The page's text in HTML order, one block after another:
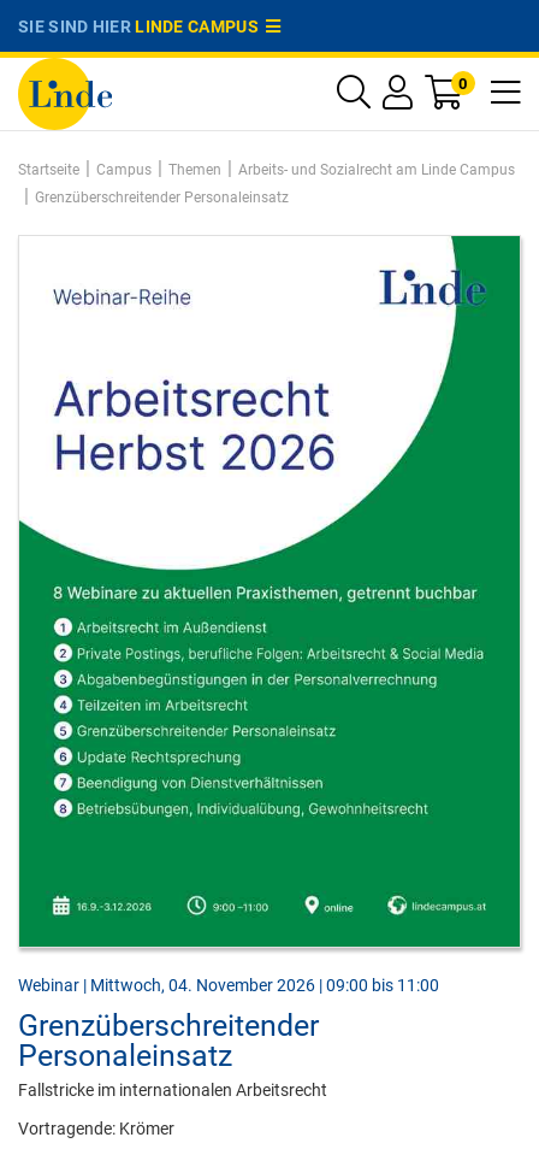
SIE SIND HIERLINDE CAMPUS
0
Startseite | Campus | Themen | Arbeits- und Sozialrecht am Linde Campus
| Grenzüberschreitender Personaleinsatz
Webinar | Mittwoch, 04. November 2026 | 09:00 bis 11:00
Grenzüberschreitender
Personaleinsatz
Fallstricke im internationalen Arbeitsrecht
Vortragende: Krömer